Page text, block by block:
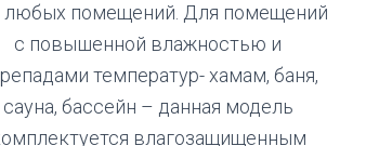
любых помещений. Для помещений
с повышенной влажностью и
температур- хамам, баня,
сауна, бассейн – данная модель
влагозащищенным